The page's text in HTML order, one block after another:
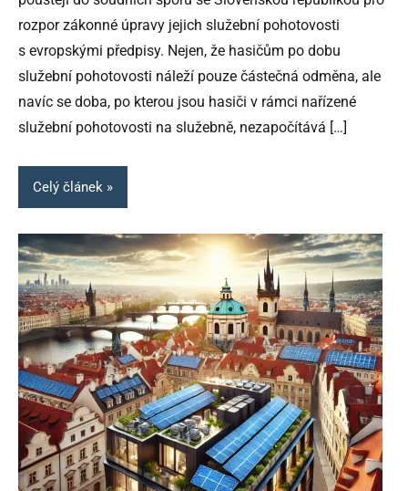
rozpor zákonné úpravy jejich služební pohotovosti
s evropskými předpisy. Nejen, že hasičům po dobu
služební pohotovosti náleží pouze částečná odměna, ale
navíc se doba, po kterou jsou hasiči v rámci nařízené
služební pohotovosti na služebně, nezapočítává […]
Celý článek